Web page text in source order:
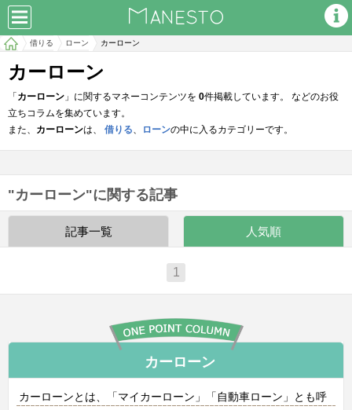
借りる ローン カーローン
カーローン
「 カーローン 」に関するマネーコンテンツを 0件掲載しています。 などのお役
立ちコラムを集めています。
また、 カーローンは、 借りる、 ローンの中に入るカテゴリーです。
"カーローン"に関する記事
記事一覧 人気順
1
カーローン
カーローンとは、「マイカーローン」「自動車ローン」とも呼